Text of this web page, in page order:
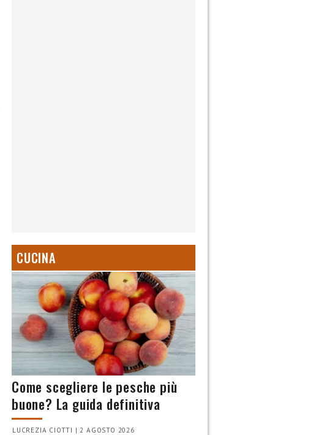
CUCINA
Come scegliere le pesche più
buone? La guida definitiva
LUCREZIA CIOTTI | 2 AGOSTO 2026